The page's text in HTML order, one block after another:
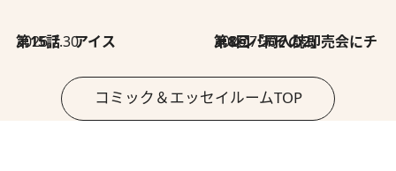
2026.7.30
第15話 アイス 2026.7.30
第8回「同人誌即売会にチャレンジ その2」
コミック＆エッセイルームTOP